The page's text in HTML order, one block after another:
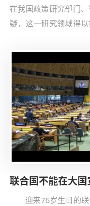
在我国政策研究部门
疑，这一研究领域得
策研究需要有力的智
础，而国内区域与国
落到相关高等院校肩上。
联合国不能在大
迎来75岁生日的